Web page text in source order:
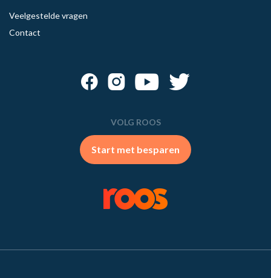
Veelgestelde vragen
Contact
VOLG ROOS
Start met besparen